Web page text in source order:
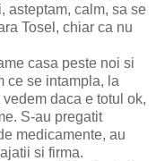
asteptam, calm, sa se
Tosel, chiar ca nu
casa peste noi si
ce se intampla, la
daca e totul ok,
S-au pregatit
medicamente, au
si firma.